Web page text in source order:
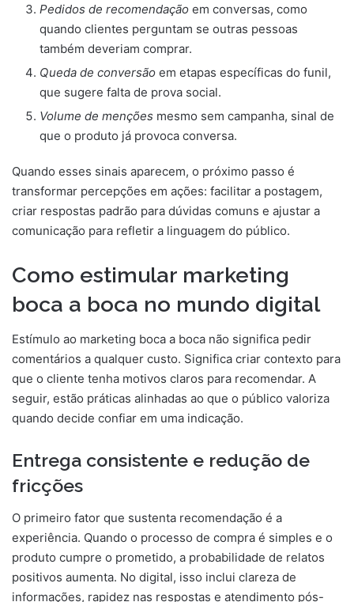
Pedidos de recomendação em conversas, como
quando clientes perguntam se outras pessoas
também deveriam comprar.
Queda de conversão em etapas específicas do funil,
que sugere falta de prova social.
Volume de menções mesmo sem campanha, sinal de
que o produto já provoca conversa.
Quando esses sinais aparecem, o próximo passo é
transformar percepções em ações: facilitar a postagem,
criar respostas padrão para dúvidas comuns e ajustar a
comunicação para refletir a linguagem do público.
Como estimular marketing
boca a boca no mundo digital
Estímulo ao marketing boca a boca não significa pedir
comentários a qualquer custo. Significa criar contexto para
que o cliente tenha motivos claros para recomendar. A
seguir, estão práticas alinhadas ao que o público valoriza
quando decide confiar em uma indicação.
Entrega consistente e redução de
fricções
O primeiro fator que sustenta recomendação é a
experiência. Quando o processo de compra é simples e o
produto cumpre o prometido, a probabilidade de relatos
positivos aumenta. No digital, isso inclui clareza de
informações, rapidez nas respostas e atendimento pós-